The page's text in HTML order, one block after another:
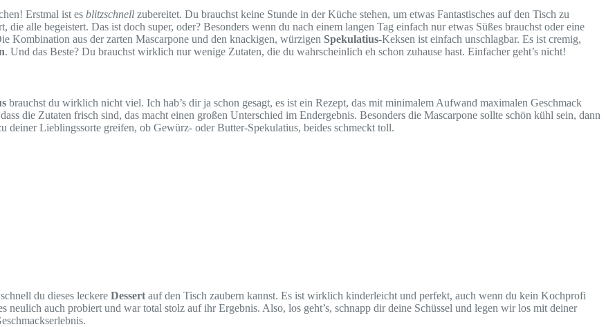
Erstmal ist es blitzschnell zubereitet. Du brauchst keine Stunde in der Küche stehen, um etwas Fantastisches auf den Tisch zu
alle begeistert. Das ist doch super, oder? Besonders wenn du nach einem langen Tag einfach nur etwas Süßes brauchst oder eine
Kombination aus der zarten Mascarpone und den knackigen, würzigen Spekulatius-Keksen ist einfach unschlagbar. Es ist cremig,
. Und das Beste? Du brauchst wirklich nur wenige Zutaten, die du wahrscheinlich eh schon zuhause hast. Einfacher geht’s nicht!
brauchst du wirklich nicht viel. Ich hab’s dir ja schon gesagt, es ist ein Rezept, das mit minimalem Aufwand maximalen Geschmack
die Zutaten frisch sind, das macht einen großen Unterschied im Endergebnis. Besonders die Mascarpone sollte schön kühl sein, dann
deiner Lieblingssorte greifen, ob Gewürz- oder Butter-Spekulatius, beides schmeckt toll.
du dieses leckere Dessert auf den Tisch zaubern kannst. Es ist wirklich kinderleicht und perfekt, auch wenn du kein Kochprofi
auch probiert und war total stolz auf ihr Ergebnis. Also, los geht’s, schnapp dir deine Schüssel und legen wir los mit deiner